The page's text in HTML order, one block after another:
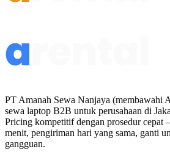
PT Amanah Sewa Nanjaya (membawahi
sewa laptop B2B untuk perusahaan di
Pricing kompetitif dengan prosedur cepat
menit, pengiriman hari yang sama, ganti
gangguan.